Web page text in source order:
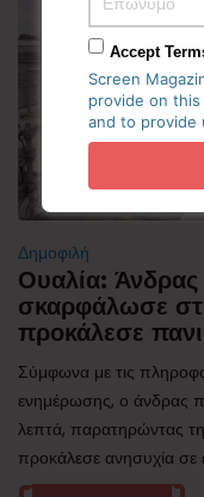
Δημοφιλή
Ουαλία: Άνδρας
σκαρφάλωσε
προκάλεσε
Σύμφωνα με τις
ενημέρωσης, ο άνδρας
λεπτά, παρατηρώντας
προκάλεσε ανησυχία σε
Accept
Screen
provide on
and to provide